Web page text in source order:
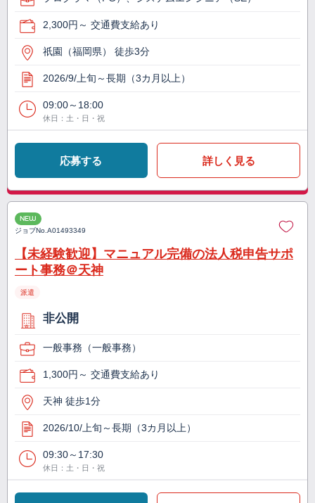
2,300円～ 交通費支給あり
祇園（福岡県） 徒歩3分
2026/9/上旬～長期（3カ月以上）
09:00～18:00
休日：土・日・祝
応募する 詳しく見る
NEW
ジョブNo.A01493349
【未経験歓迎】マニュアル完備の法人税申告サポ
ート事務＠天神
派遣
非公開
一般事務（一般事務）
1,300円～ 交通費支給あり
天神 徒歩1分
2026/10/上旬～長期（3カ月以上）
09:30～17:30
休日：土・日・祝